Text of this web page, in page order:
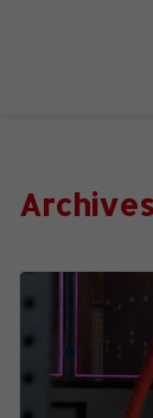
Archives